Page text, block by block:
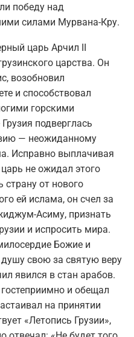
победу над
силами Мурвана-Кру.
царь Арчил II
царства. Он
возобновил
и способствовал
горскими
подверглась
— неожиданному
Исправно выплачивая
не ожидал этого
от нового
ей ислама, он счел за
Асиму, признать
и испросить мира.
Божие и
свою за святую веру
явился в стан арабов.
и обещал
на принятии
«Летопись Грузии»,